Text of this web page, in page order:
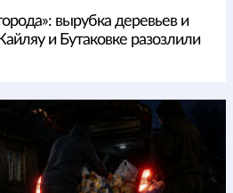
вырубка деревьев и
и Бутаковке разозлили